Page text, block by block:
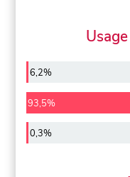
6,2%
93,5%
0,3%